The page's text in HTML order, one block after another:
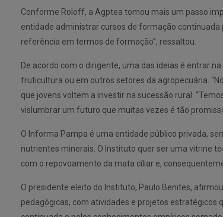
Conforme Roloff, a Agptea tomou mais um passo
entidade administrar cursos de formação continuada
referência em termos de formação”, ressaltou.
De acordo com o dirigente, uma das ideias é entrar
fruticultura ou em outros setores da agropecuária.
que jovens voltem a investir na sucessão rural.
vislumbrar um futuro que muitas vezes é tão
O Informa Pampa é uma entidade público privada,
nutrientes minerais. O Instituto quer ser uma vitrine
com o repovoamento da mata ciliar e,
O presidente eleito do Instituto, Paulo Benites,
pedagógicas, com atividades e projetos estratégicos